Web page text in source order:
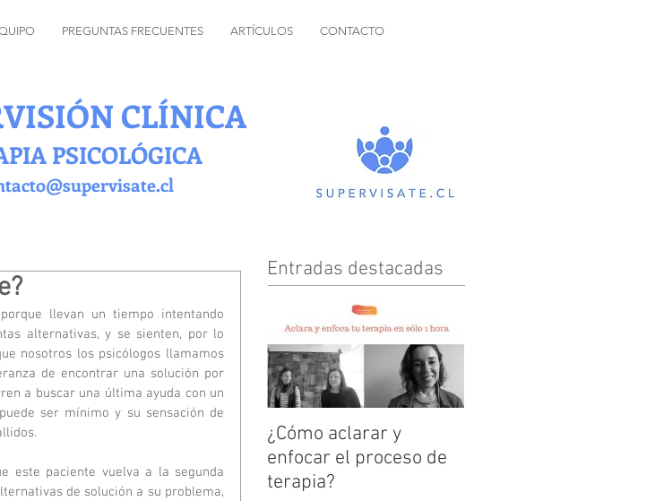
PREGUNTAS FRECUENTES ARTÍCULOS CONTACTO
CLÍNICA
PSICOLÓGICA
llevan un tiempo intentando
alternativas, y se sienten, por lo
nosotros los psicólogos llamamos
de encontrar una solución por
a buscar una última ayuda con un
ser mínimo y su sensación de
este paciente vuelva a la segunda
de solución a su problema,
Entradas destacadas
¿Cómo aclarar y
enfocar el proceso de
terapia?